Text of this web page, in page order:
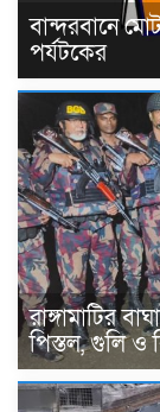
বান্দরবানে
পর্যটকের
রাঙ্গামাটির
পিস্তল, গুলি ও